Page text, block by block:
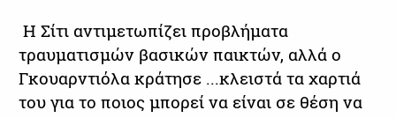
Η Σίτι αντιμετωπίζει προβλήματα
τραυματισμών βασικών παικτών, αλλά ο
Γκουαρντιόλα κράτησε ...κλειστά τα χαρτιά
του για το ποιος μπορεί να είναι σε θέση να